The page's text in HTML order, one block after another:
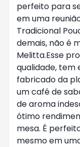
perfeito para
em uma
Tradicional
demais, não é
Melitta.Esse
qualidade, tem
fabricado da
um café de
de aroma
ótimo
mesa. É
mesmo em